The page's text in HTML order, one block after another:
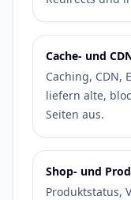
Cache- und
Caching, CDN,
liefern alte,
Seiten aus.
Shop- und
Produktstatus,